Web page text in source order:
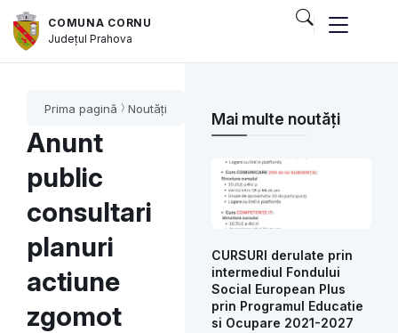
COMUNA CORNU
JudețulPrahova
Prima pagină Noutăți
Anunt
public
consultari
planuri
actiune
zgomot
Mai multe noutăți
CURSURI derulate prin
intermediul Fondului
Social European Plus
prin Programul Educatie
si Ocupare 2021-2027